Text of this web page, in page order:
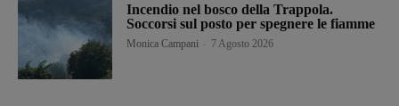
Incendio nel bosco della Trappola.
Soccorsi sul posto per spegnere le fiamme
Monica Campani 7 Agosto 2026